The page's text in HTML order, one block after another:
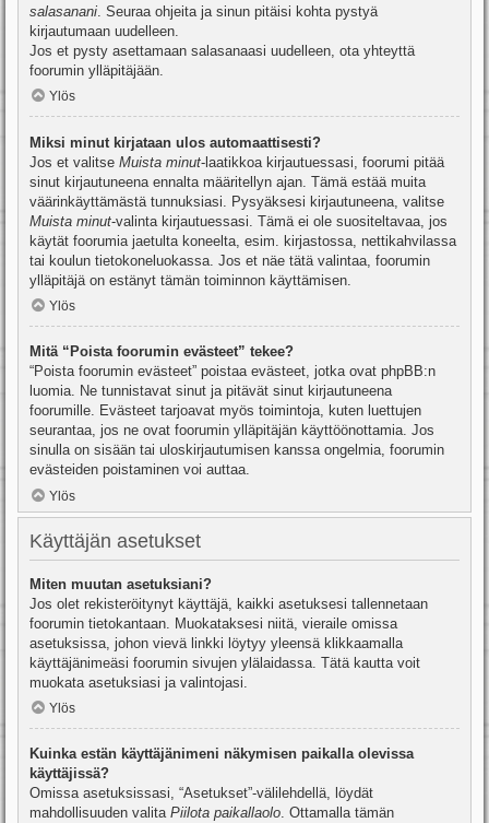
salasanani . Seuraa ohjeita ja sinun pitäisi kohta pystyä
kirjautumaan uudelleen.
Jos et pysty asettamaan salasanaasi uudelleen, ota yhteyttä
foorumin ylläpitäjään.
Ylös
Miksi minut kirjataan ulos automaattisesti?
Jos et valitse Muista minut-laatikkoa kirjautuessasi, foorumi pitää
sinut kirjautuneena ennalta määritellyn ajan. Tämä estää muita
väärinkäyttämästä tunnuksiasi. Pysyäksesi kirjautuneena, valitse
Muista minut-valinta kirjautuessasi. Tämä ei ole suositeltavaa, jos
käytät foorumia jaetulta koneelta, esim. kirjastossa, nettikahvilassa
tai koulun tietokoneluokassa. Jos et näe tätä valintaa, foorumin
ylläpitäjä on estänyt tämän toiminnon käyttämisen.
Ylös
Mitä “Poista foorumin evästeet” tekee?
“Poista foorumin evästeet” poistaa evästeet, jotka ovat phpBB:n
luomia. Ne tunnistavat sinut ja pitävät sinut kirjautuneena
foorumille. Evästeet tarjoavat myös toimintoja, kuten luettujen
seurantaa, jos ne ovat foorumin ylläpitäjän käyttöönottamia. Jos
sinulla on sisään tai uloskirjautumisen kanssa ongelmia, foorumin
evästeiden poistaminen voi auttaa.
Ylös
Käyttäjän asetukset
Miten muutan asetuksiani?
Jos olet rekisteröitynyt käyttäjä, kaikki asetuksesi tallennetaan
foorumin tietokantaan. Muokataksesi niitä, vieraile omissa
asetuksissa, johon vievä linkki löytyy yleensä klikkaamalla
käyttäjänimeäsi foorumin sivujen ylälaidassa. Tätä kautta voit
muokata asetuksiasi ja valintojasi.
Ylös
Kuinka estän käyttäjänimeni näkymisen paikalla olevissa
käyttäjissä?
Omissa asetuksissasi, “Asetukset”-välilehdellä, löydät
mahdollisuuden valita Piilota paikallaolo. Ottamalla tämän